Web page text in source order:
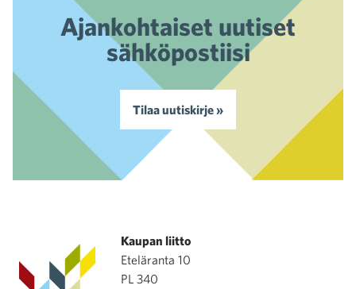
Ajankohtaiset uutiset
sähköpostiisi
Tilaa uutiskirje »
Kaupan liitto
Eteläranta 10
PL 340